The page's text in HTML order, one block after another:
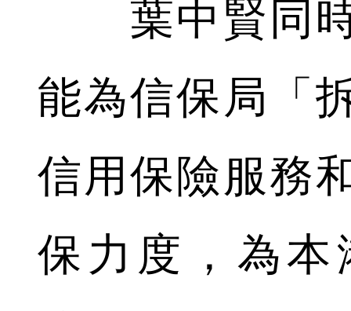
葉中賢同時
能為信保局「
信用保險服務
保力度，為本